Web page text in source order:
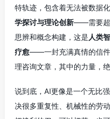
特轨迹，包含着无法被数据
学探讨与理论创新——需要超
思辨和概念构建，这是 人类
疗愈——一封充满真情的信
理咨询文章，其中的力量，绝
说到底，AI更像是一个无比
决很多重复性、机械性的劳